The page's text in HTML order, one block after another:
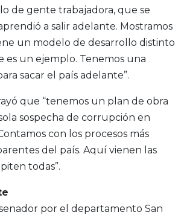
de gente trabajadora, que se
a salir adelante. Mostramos
un modelo de desarrollo distinto
es un ejemplo. Tenemos una
sacar el país adelante”.
que “tenemos un plan de obra
sospecha de corrupción en
con los procesos más
del país. Aquí vienen las
todas”.
por el departamento San